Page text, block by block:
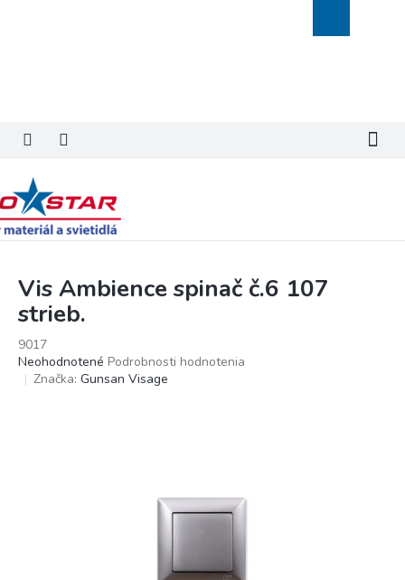
košík
Vis Ambience spinač č.6 107
strieb.
9017
Priemerné
hodnotenie
Neohodnotené Podrobnosti hodnotenia
Značka: Gunsan Visage